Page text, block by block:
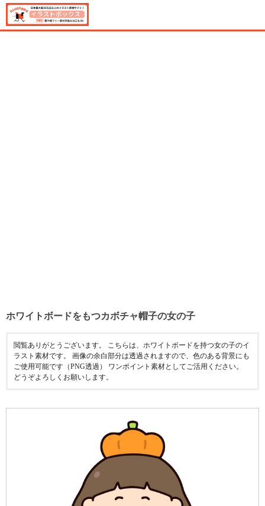
ホワイトボードをもつカボチャ帽子の女の子
閲覧ありがとうございます。 こちらは、ホワイトボードを持つ女の子のイ
ラスト素材です。 画像の余白部分は透過されますので、色のある背景にも
ご使用可能です（PNG透過） ワンポイント素材としてご活用ください。
どうぞよろしくお願いします。